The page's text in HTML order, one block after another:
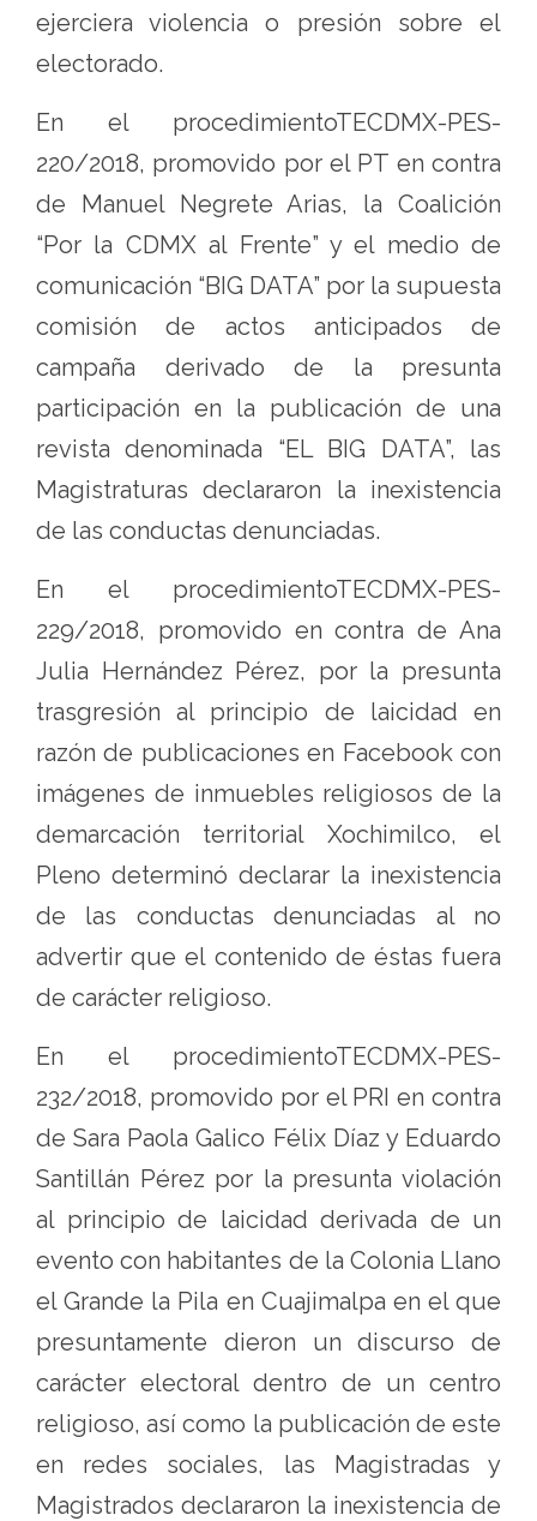
ejerciera violencia o presión sobre el
electorado.
En el procedimientoTECDMX-PES-
220/2018, promovido por el PT en contra
de Manuel Negrete Arias, la Coalición
“Por la CDMX al Frente” y el medio de
comunicación “BIG DATA” por la supuesta
comisión de actos anticipados de
campaña derivado de la presunta
participación en la publicación de una
revista denominada “EL BIG DATA”, las
Magistraturas declararon la inexistencia
de las conductas denunciadas.
En el procedimientoTECDMX-PES-
229/2018, promovido en contra de Ana
Julia Hernández Pérez, por la presunta
trasgresión al principio de laicidad en
razón de publicaciones en Facebook con
imágenes de inmuebles religiosos de la
demarcación territorial Xochimilco, el
Pleno determinó declarar la inexistencia
de las conductas denunciadas al no
advertir que el contenido de éstas fuera
de carácter religioso.
En el procedimientoTECDMX-PES-
232/2018, promovido por el PRI en contra
de Sara Paola Galico Félix Díaz y Eduardo
Santillán Pérez por la presunta violación
al principio de laicidad derivada de un
evento con habitantes de la Colonia Llano
el Grande la Pila en Cuajimalpa en el que
presuntamente dieron un discurso de
carácter electoral dentro de un centro
religioso, así como la publicación de este
en redes sociales, las Magistradas y
Magistrados declararon la inexistencia de